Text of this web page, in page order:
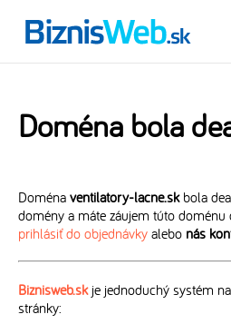
Doména bola
Doména ventilatory-lacne.skbola
domény a máte záujem túto doménu
prihlásiť do objednávky alebo nás
Biznisweb.skje jednoduchý systém
stránky: